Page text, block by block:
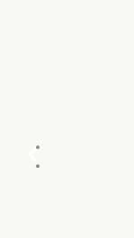
chevron_left